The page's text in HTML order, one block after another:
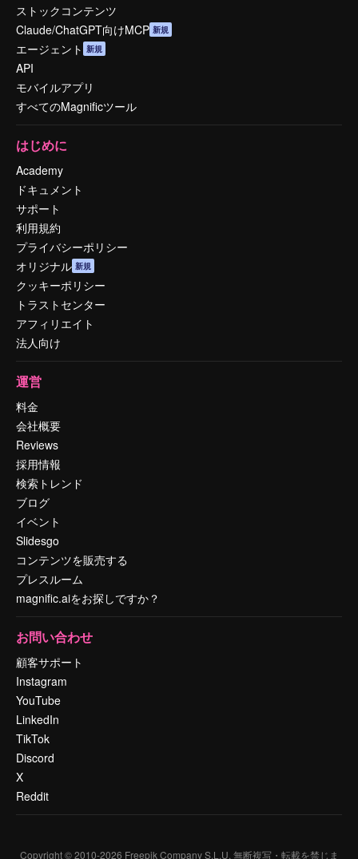
ストックコンテンツ
Claude/ChatGPT向けMCP 新規
エージェント 新規
API
モバイルアプリ
すべてのMagnificツール
はじめに
Academy
ドキュメント
サポート
利用規約
プライバシーポリシー
オリジナル 新規
クッキーポリシー
トラストセンター
アフィリエイト
法人向け
運営
料金
会社概要
Reviews
採用情報
検索トレンド
ブログ
イベント
Slidesgo
コンテンツを販売する
プレスルーム
magnific.aiをお探しですか？
お問い合わせ
顧客サポート
Instagram
YouTube
LinkedIn
TikTok
Discord
X
Reddit
Copyright © 2010-2026 Freepik Company S.L.U. 無断複写・転載を禁じま